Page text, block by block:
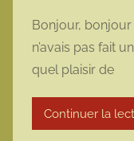
Bonjour,
n’avais pas fait
quel plaisir de
Continuer la